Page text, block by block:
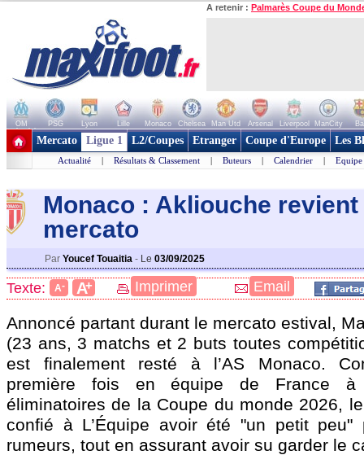
A retenir : Palmarès Coupe du
OM PSG Lyon Lille Monaco Chelsea Man Utd Arsenal Liverpool ManCity
+ de clubs
Mercato Ligue 1 L2/Coupes Etranger Coupe d'Europe Les
Actualité | Résultats & Classement | Buteurs | Calendrier | Equipe
Monaco : Akliouche
mercato
Par Youcef Touaitia - Le 03/09/2025
Texte: A- A+ Imprimer Email
Annoncé partant durant le mercato estival,
(23 ans, 3 matchs et 2 buts toutes
est finalement resté à l’AS Monaco.
première fois en équipe de France à
éliminatoires de la Coupe du monde 2026,
confié à L’Équipe avoir été "un petit peu"
rumeurs, tout en assurant avoir su garder le